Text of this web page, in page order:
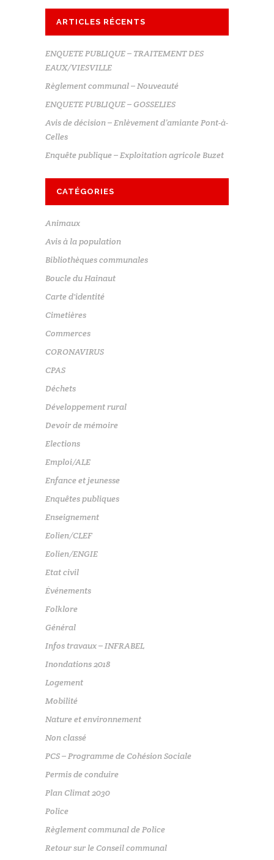
ARTICLES RÉCENTS
ENQUETE PUBLIQUE – TRAITEMENT DES
EAUX/VIESVILLE
Règlement communal – Nouveauté
ENQUETE PUBLIQUE – GOSSELIES
Avis de décision – Enlèvement d’amiante Pont-à-
Celles
Enquête publique – Exploitation agricole Buzet
CATÉGORIES
Animaux
Avis à la population
Bibliothèques communales
Boucle du Hainaut
Carte d'identité
Cimetières
Commerces
CORONAVIRUS
CPAS
Déchets
Développement rural
Devoir de mémoire
Elections
Emploi/ALE
Enfance et jeunesse
Enquêtes publiques
Enseignement
Eolien/CLEF
Eolien/ENGIE
Etat civil
Événements
Folklore
Général
Infos travaux – INFRABEL
Inondations 2018
Logement
Mobilité
Nature et environnement
Non classé
PCS – Programme de Cohésion Sociale
Permis de conduire
Plan Climat 2030
Police
Règlement communal de Police
Retour sur le Conseil communal